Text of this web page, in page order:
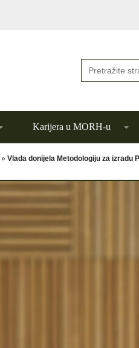
Karijera u MORH-u
» Vlada donijela Metodologiju za izradu